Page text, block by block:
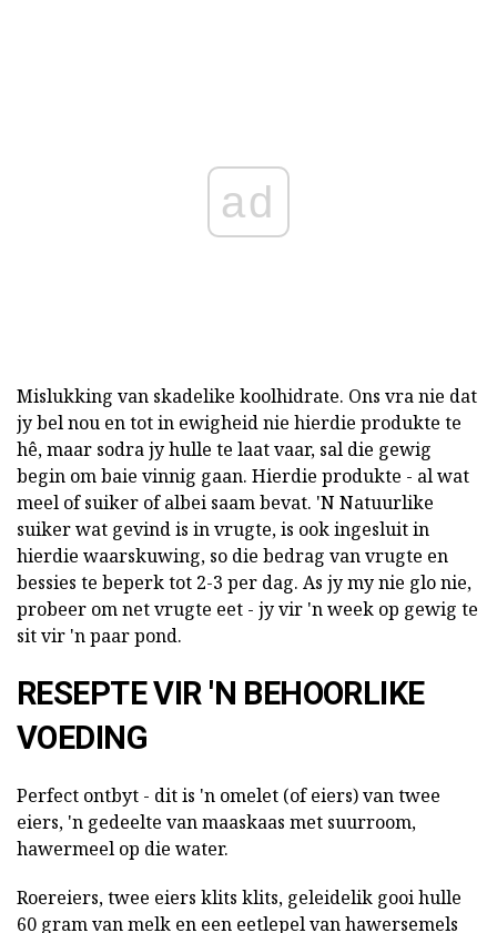
ad
Mislukking van skadelike koolhidrate. Ons vra nie dat
jy bel nou en tot in ewigheid nie hierdie produkte te
hê, maar sodra jy hulle te laat vaar, sal die gewig
begin om baie vinnig gaan. Hierdie produkte - al wat
meel of suiker of albei saam bevat. 'N Natuurlike
suiker wat gevind is in vrugte, is ook ingesluit in
hierdie waarskuwing, so die bedrag van vrugte en
bessies te beperk tot 2-3 per dag. As jy my nie glo nie,
probeer om net vrugte eet - jy vir 'n week op gewig te
sit vir 'n paar pond.
RESEPTE VIR 'N BEHOORLIKE
VOEDING
Perfect ontbyt - dit is 'n omelet (of eiers) van twee
eiers, 'n gedeelte van maaskaas met suurroom,
hawermeel op die water.
Roereiers, twee eiers klits klits, geleidelik gooi hulle
60 gram van melk en een eetlepel van hawersemels